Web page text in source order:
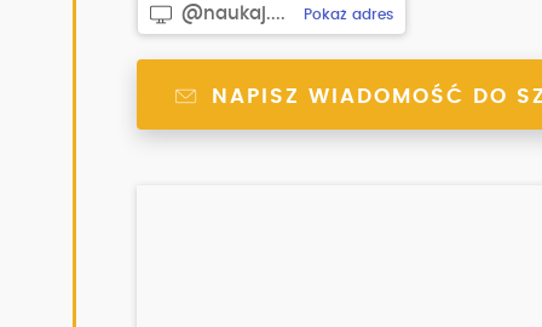
@naukaj.... Pokaż adres
NAPISZ WIADOMOŚĆ DO